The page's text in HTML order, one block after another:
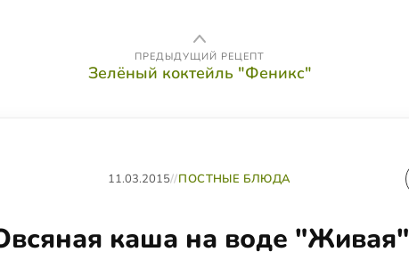
ПРЕДЫДУЩИЙ РЕЦЕПТ
Зелёный коктейль "Феникс"
11.03.2015//ПОСТНЫЕ БЛЮДА
каша на воде "Живая"